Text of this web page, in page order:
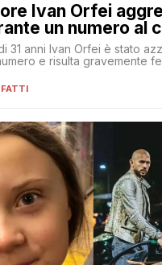
Ivan Orfei
un numero al
31 anni Ivan Orfei è stato
e risulta gravemente
FATTI